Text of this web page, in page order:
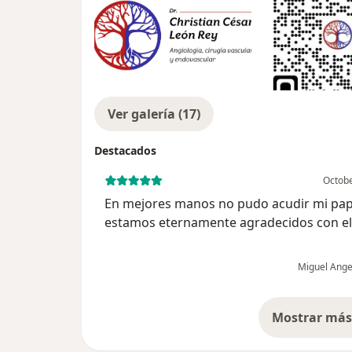
Ver galería (17)
Destacados
En mejores manos no pudo acudir mi
estamos eternamente agradecidos con
solo le salvo la pierna sino le salvo la
papa. ALTAMENTE LO RECOMIENDO. Es
Miguel
Mostrar